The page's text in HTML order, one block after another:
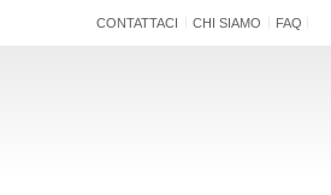
CONTATTACI CHI SIAMO FAQ